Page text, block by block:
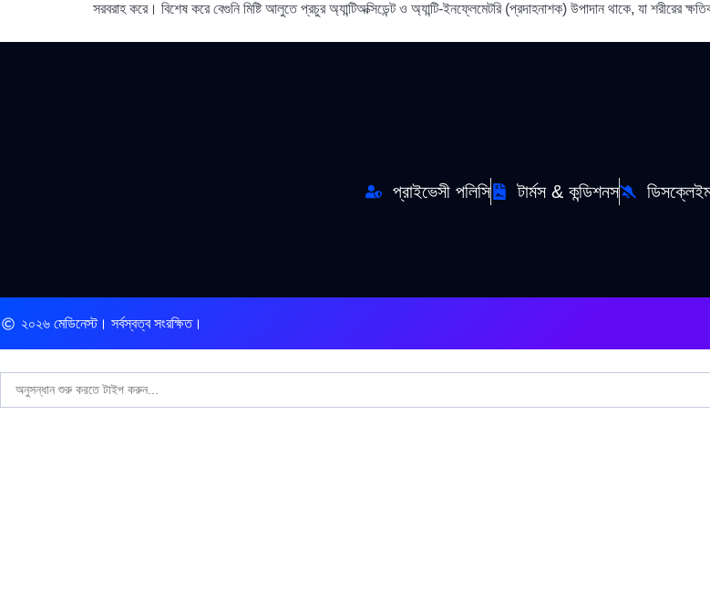
সরবরাহ করে। বিশেষ করে বেগুনি মিষ্টি আলুতে প্রচুর অ্যান্টিঅক্সিডেন্ট ও অ্যান্টি-ইনফ্লেমেটরি (প্রদাহনাশক) উপাদান থাকে, যা
প্রাইভেসী পলিসি টার্মস & কন্ডিশনস
২০২৬ মেডিনেস্ট। সর্বস্বত্ব সংরক্ষিত।